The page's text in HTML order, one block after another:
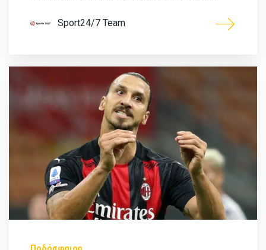
Sport24/7 Team
Ποδόσφαιρο